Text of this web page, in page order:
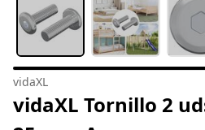
vidaXL
vidaXL Tornillo 2